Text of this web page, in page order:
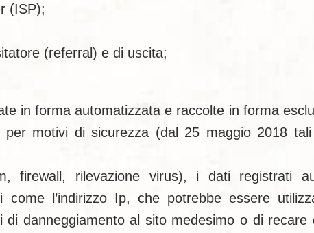
(ISP);
(referral) e di uscita;
in forma automatizzata e raccolte in forma
motivi di sicurezza (dal 25 maggio 2018
firewall, rilevazione virus), i dati registrati
come l’indirizzo Ip, che potrebbe essere
danneggiamento al sito medesimo o di